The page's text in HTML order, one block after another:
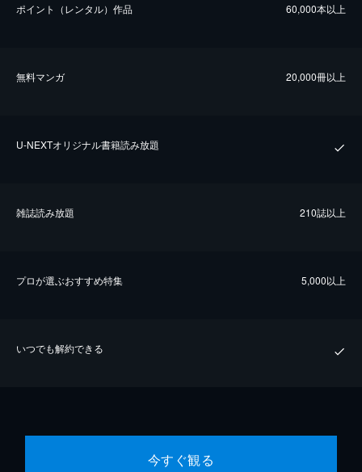
ポイント（レンタル）作品 60,000本以上
無料マンガ 20,000冊以上
U-NEXTオリジナル書籍読み放題
雑誌読み放題 210誌以上
プロが選ぶおすすめ特集 5,000以上
いつでも解約できる
今すぐ観る